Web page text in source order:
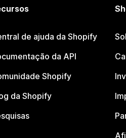
de ajuda da Shopify
da API
Shopify
da Shopify